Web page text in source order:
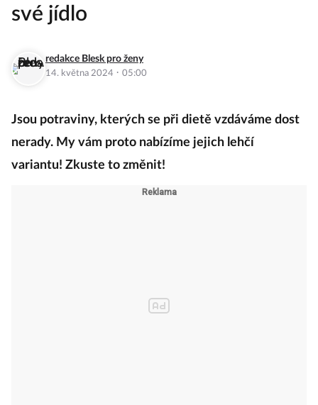
své jídlo
redakce Blesk pro ženy
14. května 2024 · 05:00
Jsou potraviny, kterých se při dietě vzdáváme dost
nerady. My vám proto nabízíme jejich lehčí
variantu! Zkuste to změnit!